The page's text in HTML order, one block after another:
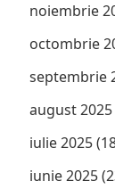
noiembrie
octombrie
septembrie
august 2025
iulie 2025
iunie 2025